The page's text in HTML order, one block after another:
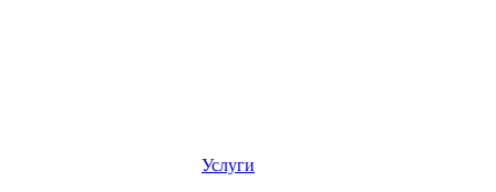
Услуги